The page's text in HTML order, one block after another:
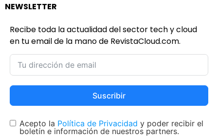
NEWSLETTER
Recibe toda la actualidad del sector tech y cloud
en tu email de la mano de RevistaCloud.com.
Suscribir
Acepto la Política de Privacidad y poder recibir el
boletín e información de nuestros partners.